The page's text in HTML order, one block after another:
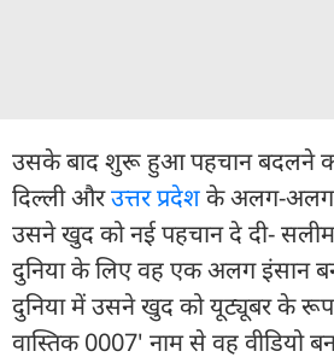
उसके बाद शुरू हुआ पहचान बदलने
दिल्ली औरउत्तर प्रदेशके अलग-अलग
उसने खुद को नई पहचान दे दी- सलीम
दुनिया के लिए वह एक अलग इंसान
दुनिया में उसने खुद को यूट्यूबर के
वास्तिक 0007' नाम से वह वीडियो